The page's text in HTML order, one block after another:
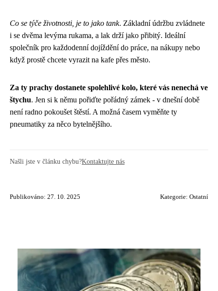
Co se týče životnosti, je to jako tank. Základní údržbu zvládnete
i se dvěma levýma rukama, a lak drží jako přibitý. Ideální
společník pro každodenní dojíždění do práce, na nákupy nebo
když prostě chcete vyrazit na kafe přes město.
Za ty prachy dostanete spolehlivé kolo, které vás nenechá ve
štychu. Jen si k němu pořiďte pořádný zámek - v dnešní době
není radno pokoušet štěstí. A možná časem vyměňte ty
pneumatiky za něco bytelnějšího.
Našli jste v článku chybu?Kontaktujte nás
Publikováno: 27. 10. 2025 Kategorie: Ostatní